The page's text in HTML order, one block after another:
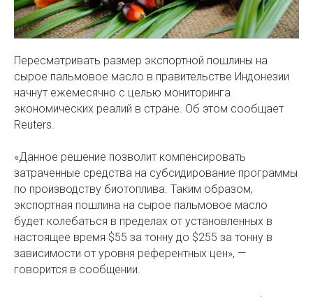
Пересматривать размер экспортной пошлины на
сырое пальмовое масло в правительстве Индонезии
начнут ежемесячно с целью мониторинга
экономических реалий в стране. Об этом сообщает
Reuters.
«Данное решение позволит компенсировать
затраченные средства на субсидирование программы
по производству биотоплива. Таким образом,
экспортная пошлина на сырое пальмовое масло
будет колебаться в пределах от установленных в
настоящее время $55 за тонну до $255 за тонну в
зависимости от уровня референтных цен», —
говорится в сообщении.